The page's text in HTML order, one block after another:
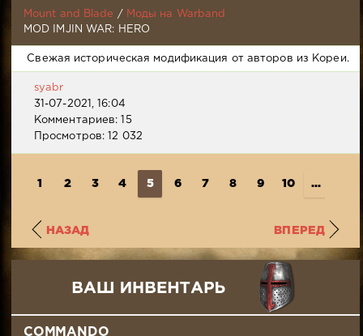
Mount and Blade /
Моды на Warband
MOD IMJIN WAR: HERO
Свежая историческая модификация от авторов из Кореи.
syabr
31-07-2021, 16:04
Комментариев: 15
Просмотров: 12 032
1 2 3 4 5 6 7 8 9 10 ...
НАЗАД ВПЕРЕД
COMMANDO